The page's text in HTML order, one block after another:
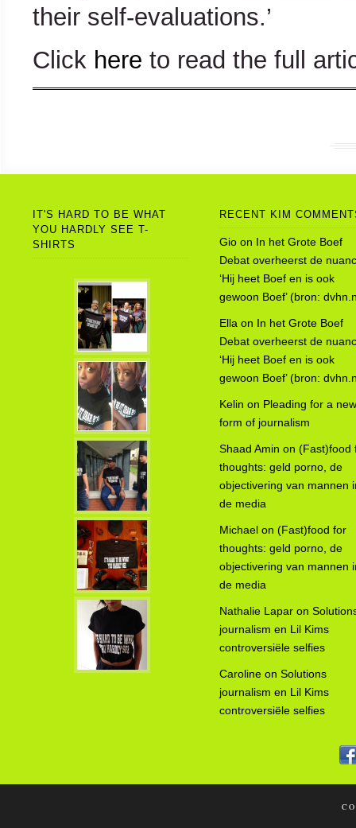
their self-evaluations.’
Click here to read the full
IT'S HARD TO BE WHAT
YOU HARDLY SEE T-
SHIRTS
RECENT KIM
Gio on In het Grote Boef
Debat overheerst de
‘Hij heet Boef en is ook
gewoon Boef’ (bron:
Ella on In het Grote Boef
Debat overheerst de
‘Hij heet Boef en is ook
gewoon Boef’ (bron:
Kelin on Pleading for a new
form of journalism
Shaad Amin on (Fast)food
thoughts: geld porno, de
objectivering van mannen
de media
Michael on (Fast)food for
thoughts: geld porno, de
objectivering van mannen
de media
Nathalie Lapar on
journalism en Lil Kims
controversiële selfies
Caroline on Solutions
journalism en Lil Kims
controversiële selfies